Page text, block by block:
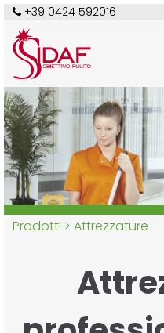
+39 0424 592016
Prodotti > Attrezzature